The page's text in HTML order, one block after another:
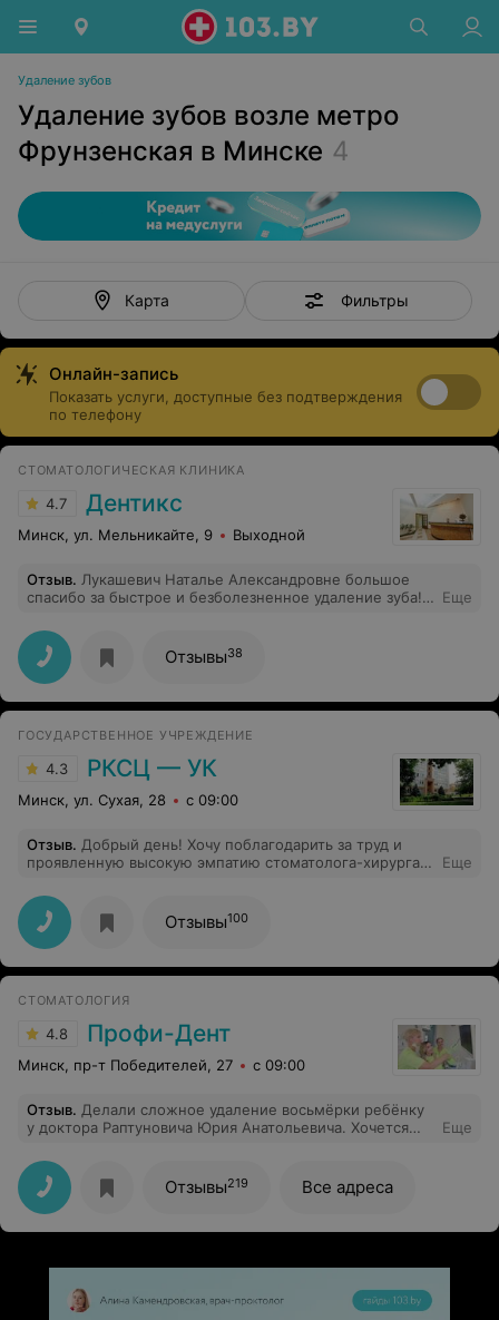
Удаление зубов
Удаление зубов возле метро
Фрунзенская в Минске 4
Карта Фильтры
Онлайн-запись
Показать услуги, доступные без подтверждения
по телефону
СТОМАТОЛОГИЧЕСКАЯ КЛИНИКА
4.7 Дентикс
Минск, ул. Мельникайте, 9 Выходной
Отзыв. Лукашевич Наталье Александровне большое
спасибо за быстрое и безболезненное удаление зуба!
кресле, но все прошло моментально! Благодарю!
Еще
Отзывы38
ГОСУДАРСТВЕННОЕ УЧРЕЖДЕНИЕ
4.3 РКСЦ — УК
Минск, ул. Сухая, 28 с 09:00
Отзыв. Добрый день! Хочу поблагодарить за труд и
проявленную высокую эмпатию стоматолога-хирурга
Спасибо огромное!
Еще
Отзывы100
СТОМАТОЛОГИЯ
4.8 Профи-Дент
Минск, пр-т Победителей, 27 с 09:00
Отзыв. Делали сложное удаление восьмёрки ребёнку
у доктора Раптуновича Юрия Анатольевича. Хочется
позитивное отношение, профессионализм, быстрое
выздоровление. Побольше бы таких профессионалов
своего дела! Спасибо Юрий Анатольевич, а также хочу
выразить благодарность медсестре и девочкам на
рецепшен, очень милый персонал.
Еще
Отзывы219 Все адреса